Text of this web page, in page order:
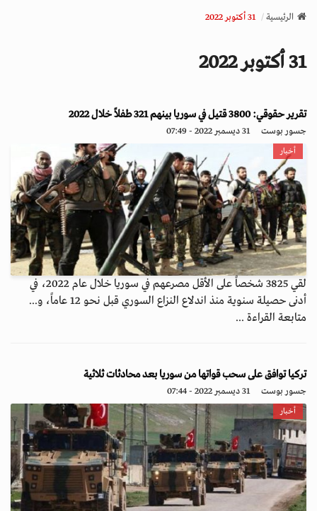
v
a
o
n
الرئيسية 31 أكتوبر 2022
31 أكتوبر 2022
تقرير حقوقي: 3800 قتيل في سوريا بينهم 321 طفلاً خلال 2022
جسور بوست 31 ديسمبر 2022 - 07:49
أخبار
لقي 3825 شخصاً على الأقل مصرعهم في سوريا خلال عام 2022، في
أدنى حصيلة سنوية منذ اندلاع النزاع السوري قبل نحو 12 عاماً، و...
متابعة القراءة ...
تركيا توافق على سحب قواتها من سوريا بعد محادثات ثلاثية
جسور بوست 31 ديسمبر 2022 - 07:44
أخبار